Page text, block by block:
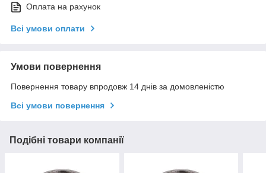
Оплата на рахунок
Всі умови оплати
Умови повернення
Повернення товару впродовж 14 днів за домовленістю
Всі умови повернення
Подібні товари компанії